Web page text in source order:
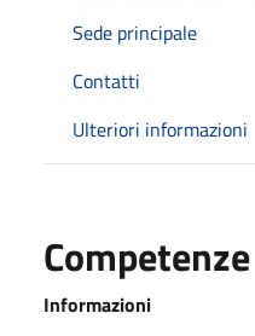
Sede principale
Contatti
Ulteriori informazioni
Competenze
Informazioni